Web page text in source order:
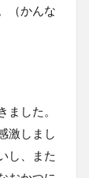
（かんな
した。
激しまし
し、また